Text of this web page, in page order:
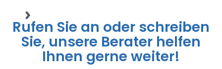
›
Materialien
Rufen Sie an oder schreiben
Sie, unsere Berater helfen
Ihnen gerne weiter!